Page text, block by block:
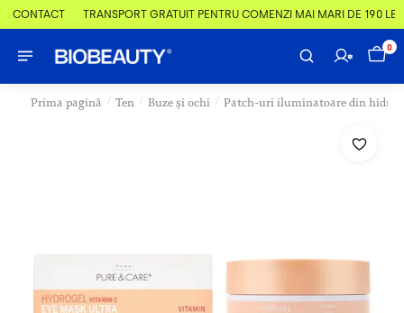
CONTACT TRANSPORT GRATUIT PENTRU COMENZI MAI MARI DE 190 LEI
0
Prima pagină / Ten / Buze și ochi / Patch-uri iluminatoare din